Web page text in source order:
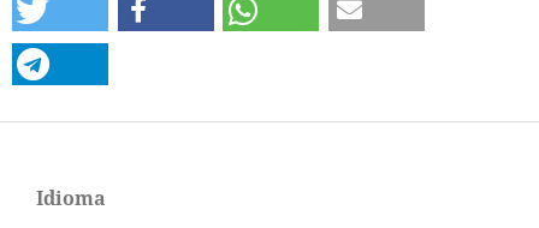
Idioma